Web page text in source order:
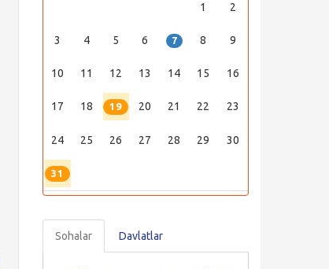
1 2
3 4 5 6 7 8 9
10 11 12 13 14 15 16
17 18 19 20 21 22 23
24 25 26 27 28 29 30
31
Sohalar Davlatlar